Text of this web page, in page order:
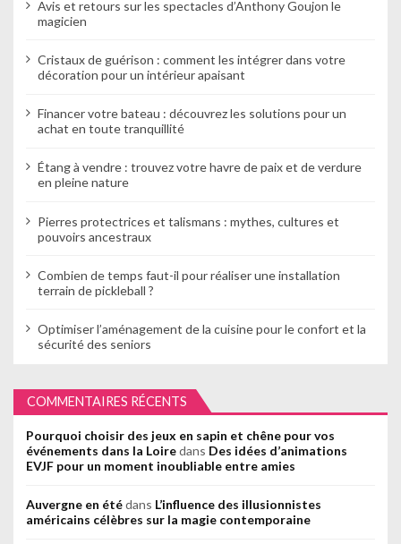
Avis et retours sur les spectacles d’Anthony Goujon le
magicien
Cristaux de guérison : comment les intégrer dans votre
décoration pour un intérieur apaisant
Financer votre bateau : découvrez les solutions pour un
achat en toute tranquillité
Étang à vendre : trouvez votre havre de paix et de verdure
en pleine nature
Pierres protectrices et talismans : mythes, cultures et
pouvoirs ancestraux
Combien de temps faut-il pour réaliser une installation
terrain de pickleball ?
Optimiser l’aménagement de la cuisine pour le confort et la
sécurité des seniors
COMMENTAIRES RÉCENTS
Pourquoi choisir des jeux en sapin et chêne pour vos
événements dans la Loiredans Des idées d’animations
EVJF pour un moment inoubliable entre amies
Auvergne en étédans L’influence des illusionnistes
américains célèbres sur la magie contemporaine